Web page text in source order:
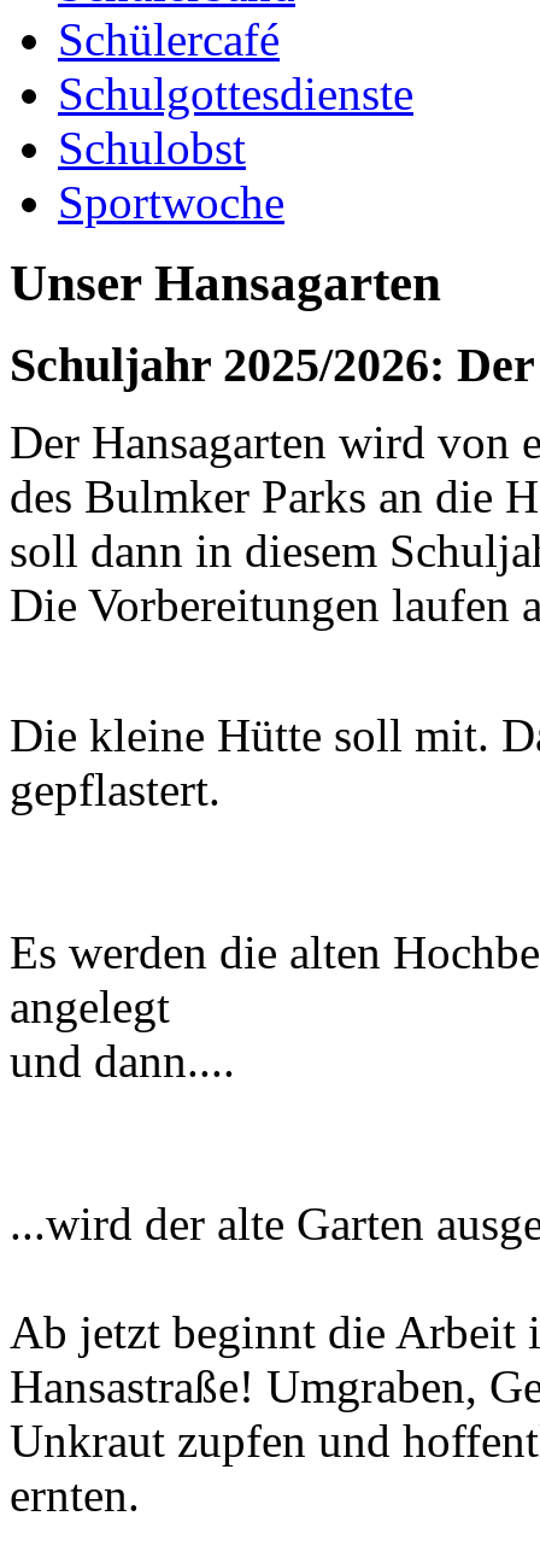
Schülercafé
Schulgottesdienste
Schulobst
Sportwoche
Unser Hansagarten
Schuljahr 2025/2026:
Der Hansagarten wird von
des Bulmker Parks an die
soll dann in diesem
Die Vorbereitungen laufen
Die kleine Hütte soll mit.
gepflastert.
Es werden die alten
angelegt
und dann....
...wird der alte Garten
Ab jetzt beginnt die Arbeit
Hansastraße! Umgraben,
Unkraut zupfen und
ernten.